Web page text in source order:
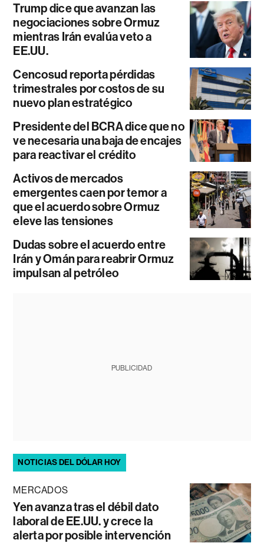
Trump dice que avanzan las
negociaciones sobre Ormuz
mientras Irán evalúa veto a
EE.UU.
Cencosud reporta pérdidas
trimestrales por costos de su
nuevo plan estratégico
Presidente del BCRA dice que no
ve necesaria una baja de encajes
para reactivar el crédito
Activos de mercados
emergentes caen por temor a
que el acuerdo sobre Ormuz
eleve las tensiones
Dudas sobre el acuerdo entre
Irán y Omán para reabrir Ormuz
impulsan al petróleo
PUBLICIDAD
NOTICIAS DEL DÓLAR HOY
MERCADOS
Yen avanza tras el débil dato
laboral de EE.UU. y crece la
alerta por posible intervención